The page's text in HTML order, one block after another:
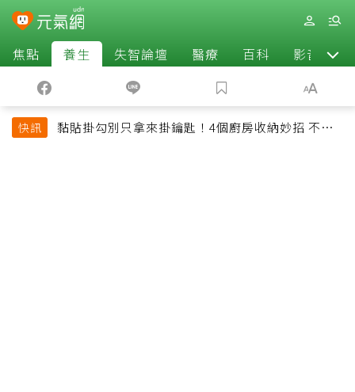
焦點 養生 失智論壇 醫療 百科 影音
快訊
黏貼掛勾別只拿來掛鑰匙！4個廚房收納妙招 不用